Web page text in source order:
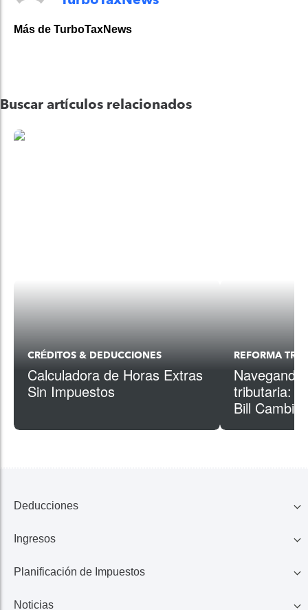
Más de TurboTaxNews
Buscar artículos relacionados
CRÉDITOS & DEDUCCIONES
Calculadora de Horas Extras
Sin Impuestos
REFORMA
tributaria:
Bill
Deducciones
Familia
Educación
Ingresos
401K, IRA, Acciones
Planificación de Impuestos
Noticias